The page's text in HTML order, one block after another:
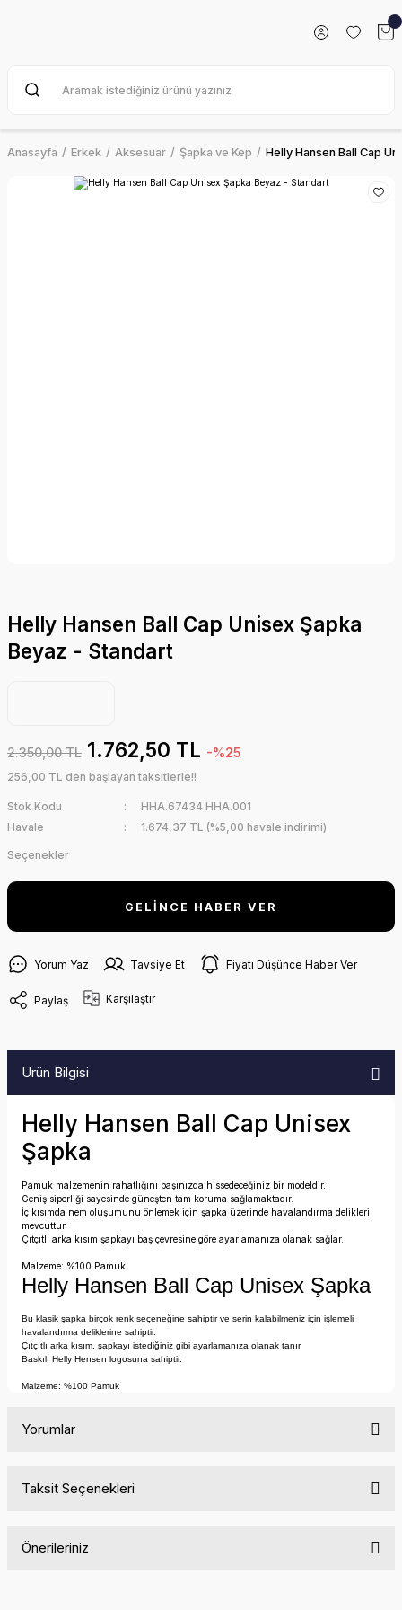
Anasayfa Erkek Aksesuar Şapka ve Kep Helly Hansen Ball Cap
Helly Hansen Ball Cap Unisex Şapka
Beyaz - Standart
2.350,00 TL 1.762,50 TL -%25
256,00 TL den başlayan taksitlerle!!
Stok Kodu
HHA.67434 HHA.001
Havale
1.674,37 TL (%5,00 havale indirimi)
Seçenekler
GELİNCE HABER VER
Yorum Yaz Tavsiye Et Fiyatı Düşünce Haber Ver
Paylaş Karşılaştır
Ürün Bilgisi
Helly Hansen Ball Cap Unisex
Şapka
Pamuk malzemenin rahatlığını başınızda hissedeceğiniz bir modeldir.
Geniş siperliği sayesinde güneşten tam koruma sağlamaktadır.
İç kısımda nem oluşumunu önlemek için şapka üzerinde havalandırma delikleri
mevcuttur.
Çıtçıtlı arka kısım şapkayı baş çevresine göre ayarlamanıza olanak sağlar.
Malzeme: %100 Pamuk
Helly Hansen Ball Cap Unisex Şapka
Bu klasik şapka birçok renk seçeneğine sahiptir ve serin kalabilmeniz için işlemeli
havalandırma deliklerine sahiptir.
Çıtçıtlı arka kısım, şapkayı istediğiniz gibi ayarlamanıza olanak tanır.
Baskılı Helly Hensen logosuna sahiptir.
Malzeme: %100 Pamuk
Yorumlar
Taksit Seçenekleri
Önerileriniz